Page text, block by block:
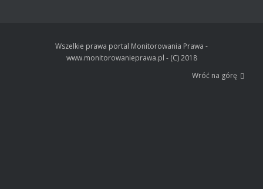
Wszelkie prawa portal Monitorowania Prawa -
www.monitorowanieprawa.pl - (C) 2018
Wróć na górę